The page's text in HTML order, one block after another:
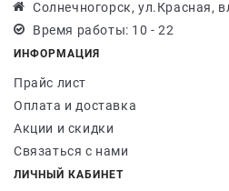
Солнечногорск, ул.Красная,
Время работы: 10 - 22
ИНФОРМАЦИЯ
Прайс лист
Оплата и доставка
Акции и скидки
Связаться с нами
ЛИЧНЫЙ КАБИНЕТ